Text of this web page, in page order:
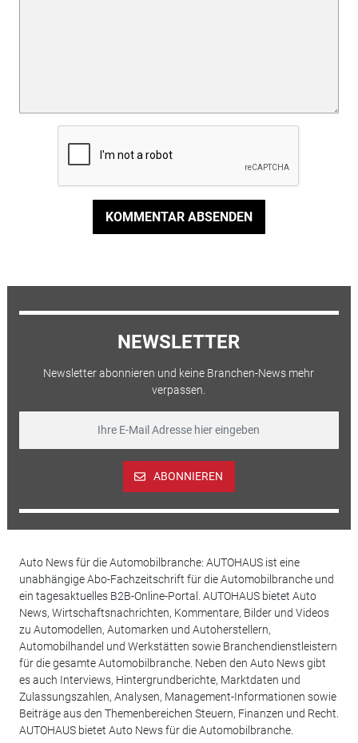
KOMMENTAR ABSENDEN
NEWSLETTER
Newsletter abonnieren und keine Branchen-News mehr
verpassen.
ABONNIEREN
Auto News für die Automobilbranche: AUTOHAUS ist eine
unabhängige Abo-Fachzeitschrift für die Automobilbranche und
ein tagesaktuelles B2B-Online-Portal. AUTOHAUS bietet Auto
News, Wirtschaftsnachrichten, Kommentare, Bilder und Videos
zu Automodellen, Automarken und Autoherstellern,
Automobilhandel und Werkstätten sowie Branchendienstleistern
für die gesamte Automobilbranche. Neben den Auto News gibt
es auch Interviews, Hintergrundberichte, Marktdaten und
Zulassungszahlen, Analysen, Management-Informationen sowie
Beiträge aus den Themenbereichen Steuern, Finanzen und Recht.
AUTOHAUS bietet Auto News für die Automobilbranche.